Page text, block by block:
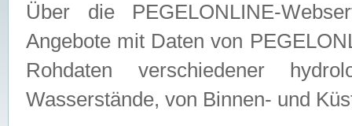
Über die PEGELONLINE-
Angebote mit Daten von
Rohdaten verschiedener
Wasserstände, von Binnen- und